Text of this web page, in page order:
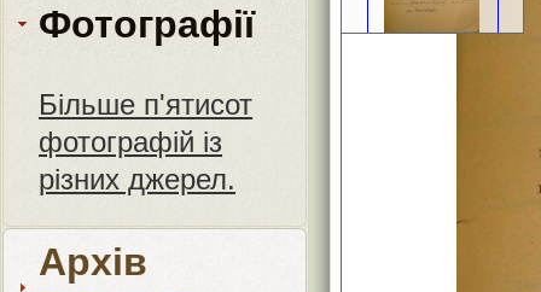
Фотографії
Більше п'ятисот
фотографій із
різних джерел.
Архів